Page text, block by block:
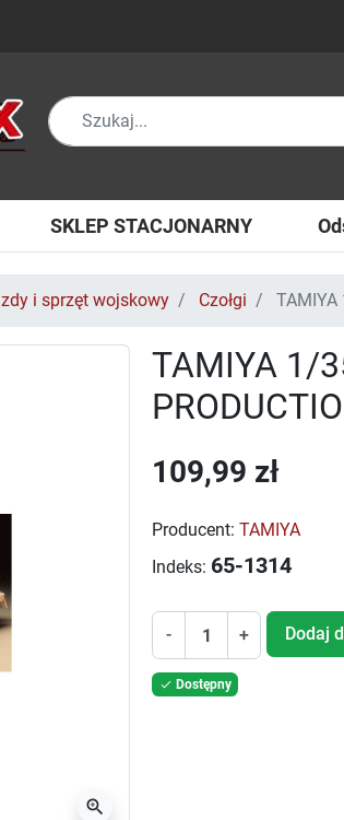
SKLEP STACJONARNY
i sprzęt wojskowy Czołgi TAMIYA
zoom_in
TAMIYA 1/
109,99 zł
Producent: TAMIYA
Indeks: 65-1314
- + Dodaj
 Dostępny